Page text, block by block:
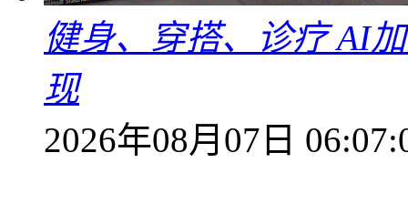
健身、穿搭、诊疗 AI
现
2026年08月07日